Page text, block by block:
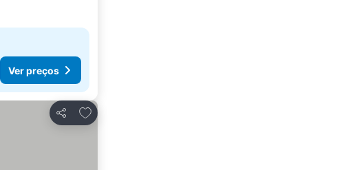
Ver preços
Partilhar
Adicionar aos favoritos